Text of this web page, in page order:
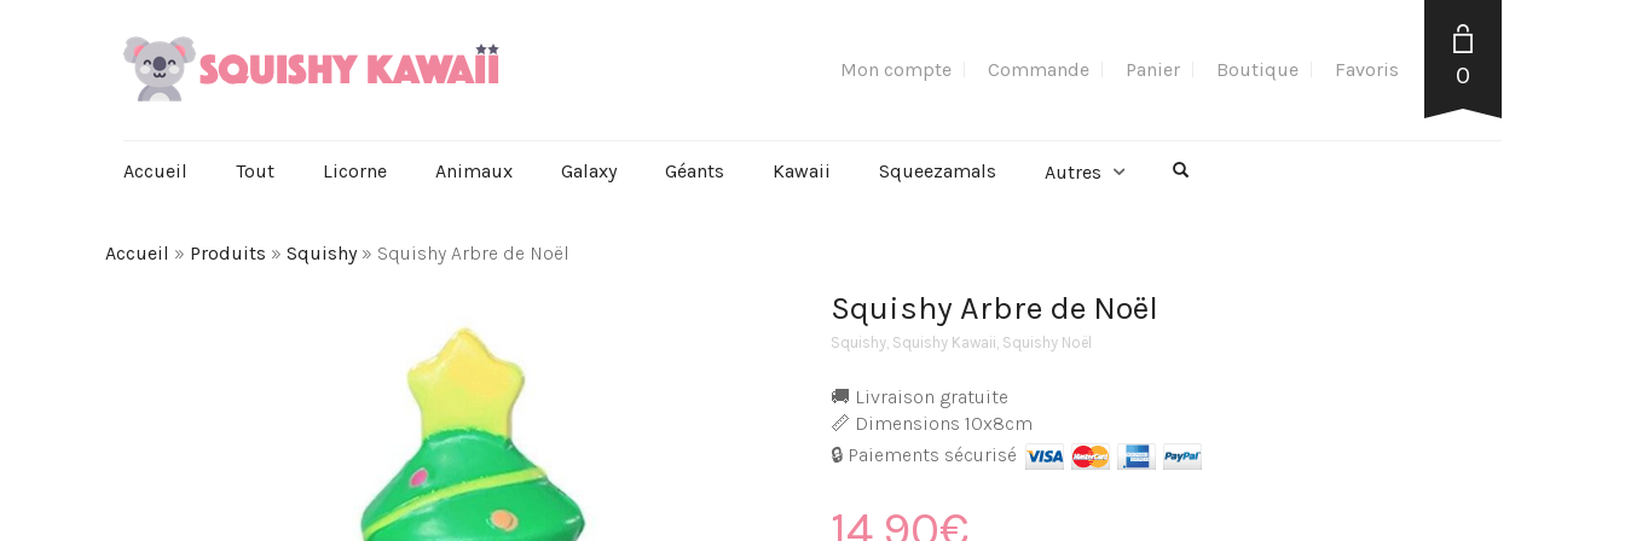
Mon compte Commande Panier Boutique Favoris 0
Accueil Tout Licorne Animaux Galaxy Géants Kawaii Squeezamals Autres
Accueil » Produits » Squishy» Squishy Arbre de Noël
Squishy Arbre de Noël
Squishy Squishy Kawaii Squishy Noël
🚚 Livraison gratuite
📏 Dimensions 10x8cm
🔒 Paiements sécurisé
14,90€